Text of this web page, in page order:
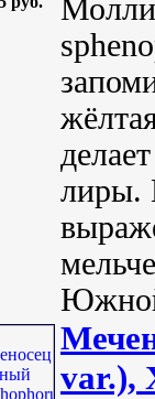
лиры.
var.),